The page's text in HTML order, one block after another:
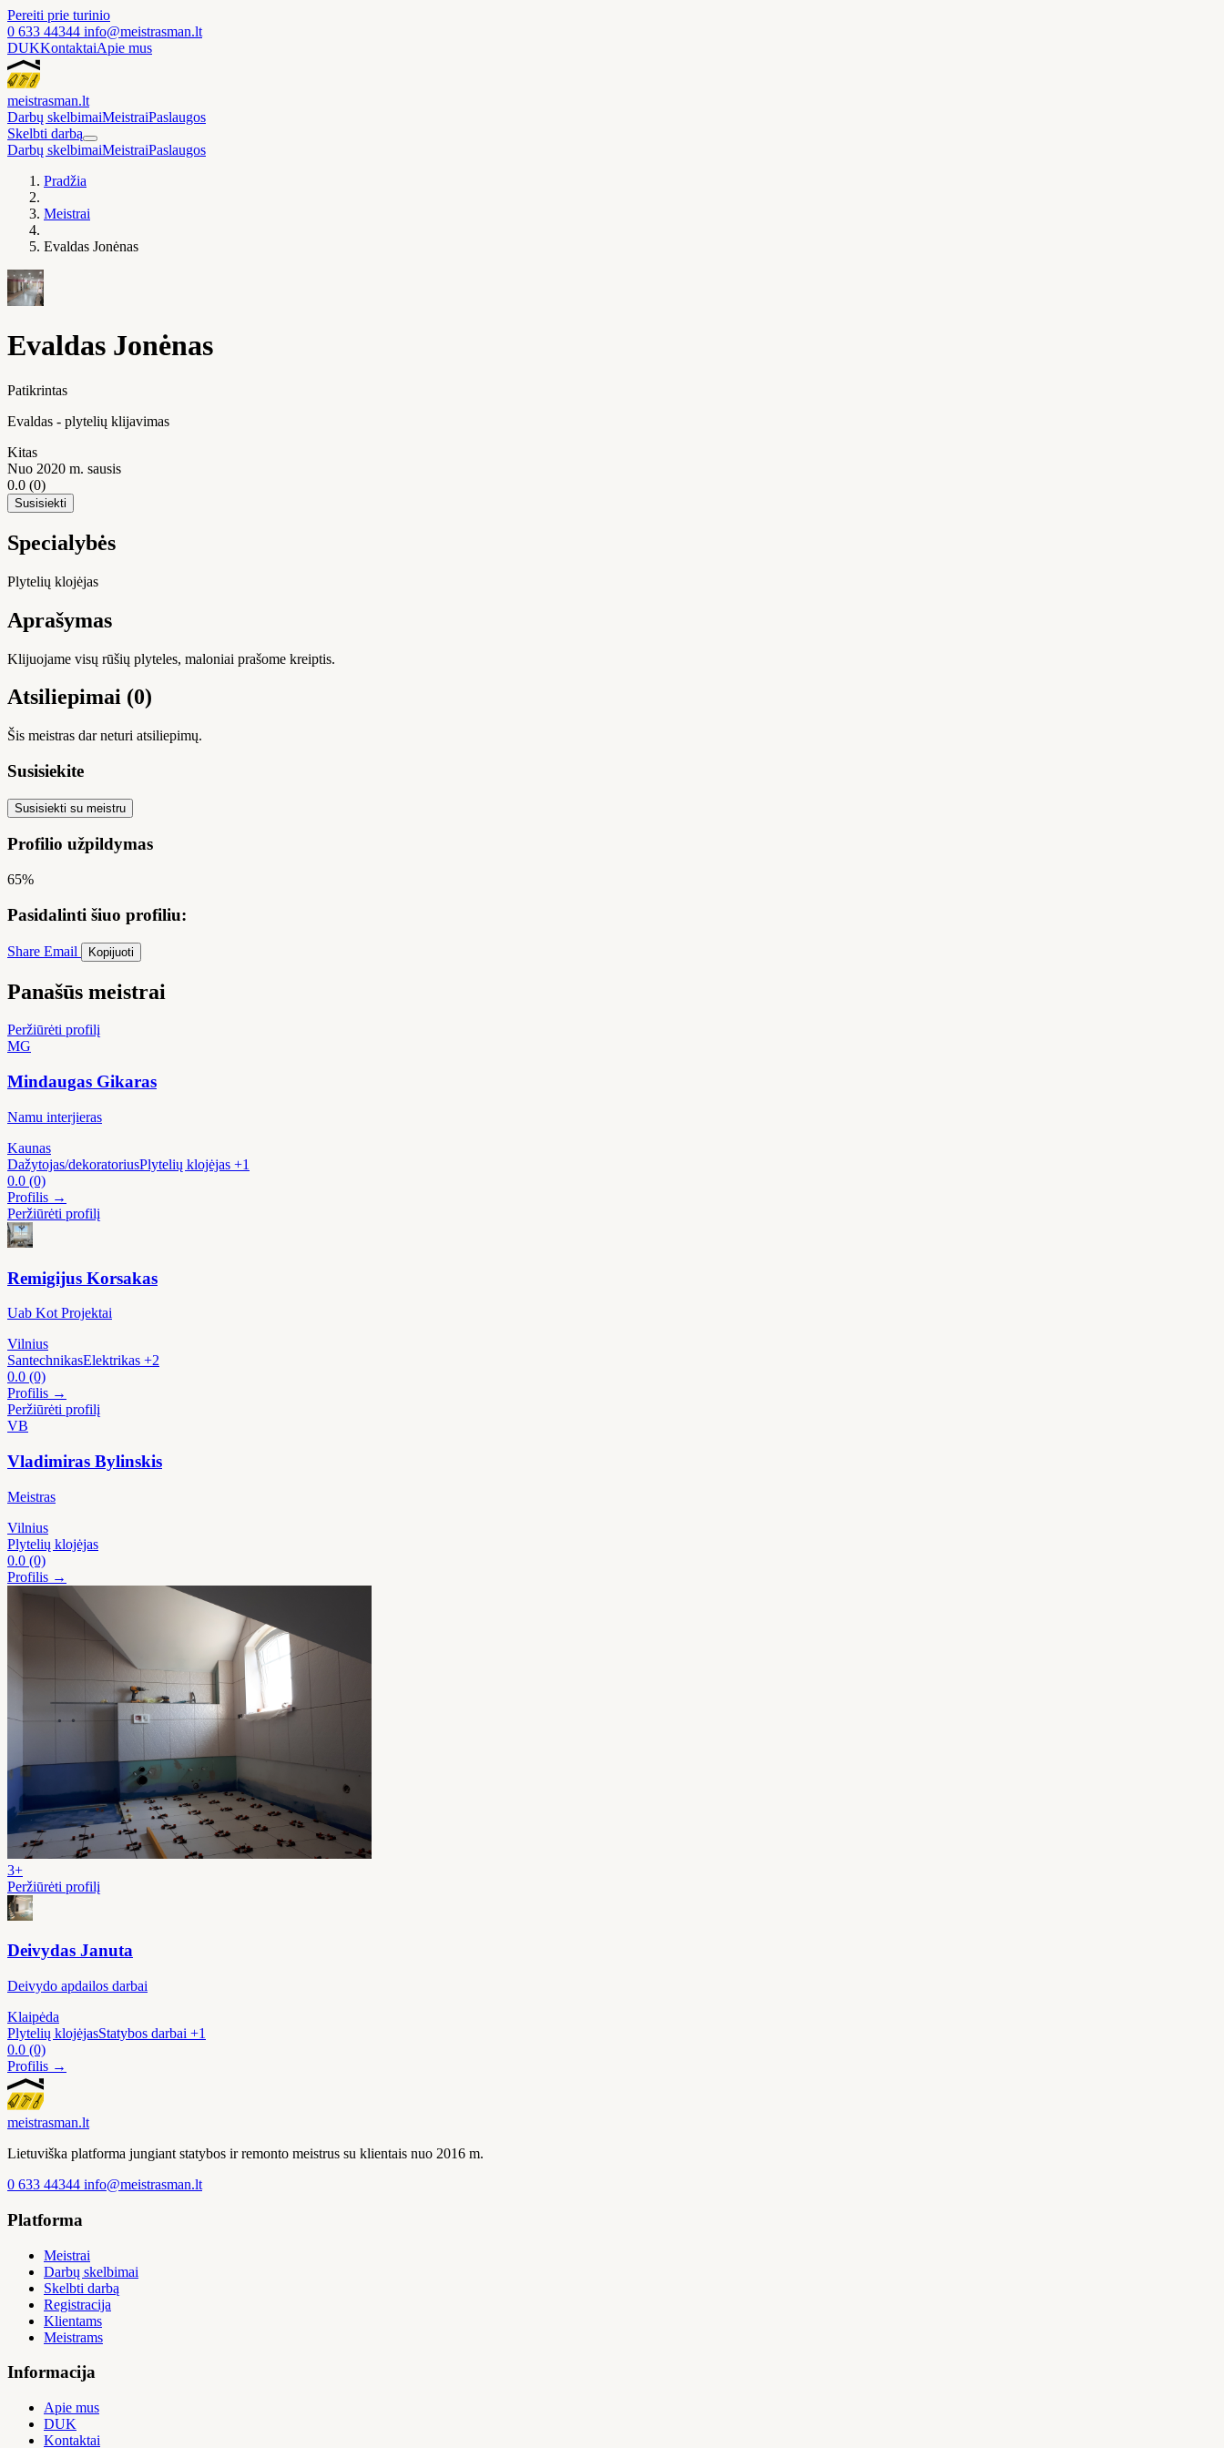
Pereiti prie turinio
0 633 44344 info@meistrasman.lt
DUKKontaktaiApie mus
meistrasman.lt
Darbų skelbimaiMeistraiPaslaugos
Skelbti darbą
Darbų skelbimaiMeistraiPaslaugos
Pradžia
Meistrai
Evaldas Jonėnas
Evaldas Jonėnas
Patikrintas
Evaldas - plytelių klijavimas
Kitas
Nuo 2020 m. sausis
0.0 (0)
Susisiekti
Specialybės
Plytelių klojėjas
Aprašymas
Klijuojame visų rūšių plyteles, maloniai prašome kreiptis.
Atsiliepimai (0)
Šis meistras dar neturi atsiliepimų.
Susisiekite
Susisiekti su meistru
Profilio užpildymas
65%
Pasidalinti šiuo profiliu:
Share Email Kopijuoti
Panašūs meistrai
Peržiūrėti profilį
MG
Mindaugas Gikaras
Namu interjieras
Kaunas
Dažytojas/dekoratoriusPlytelių klojėjas +1
0.0 (0)
Profilis →
Peržiūrėti profilį
Remigijus Korsakas
Uab Kot Projektai
Vilnius
SantechnikasElektrikas +2
0.0 (0)
Profilis →
Peržiūrėti profilį
VB
Vladimiras Bylinskis
Meistras
Vilnius
Plytelių klojėjas
0.0 (0)
Profilis →
3+
Peržiūrėti profilį
Deivydas Januta
Deivydo apdailos darbai
Klaipėda
Plytelių klojėjasStatybos darbai +1
0.0 (0)
Profilis →
meistrasman.lt
Lietuviška platforma jungiant statybos ir remonto meistrus su klientais nuo 2016 m.
0 633 44344 info@meistrasman.lt
Platforma
Meistrai
Darbų skelbimai
Skelbti darbą
Registracija
Klientams
Meistrams
Informacija
Apie mus
DUK
Kontaktai